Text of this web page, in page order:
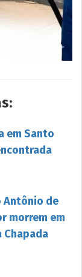
em Santo
Antônio de
morrem em
Chapada